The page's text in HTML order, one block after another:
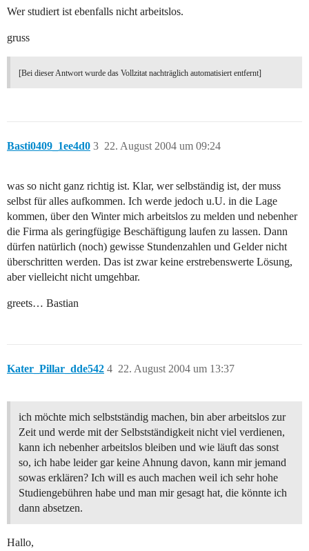
Wer studiert ist ebenfalls nicht arbeitslos.
gruss
[Bei dieser Antwort wurde das Vollzitat nachträglich automatisiert entfernt]
Basti0409_1ee4d0 22. August 2004 um 09:24
3
was so nicht ganz richtig ist. Klar, wer selbständig ist, der muss
selbst für alles aufkommen. Ich werde jedoch u.U. in die Lage
kommen, über den Winter mich arbeitslos zu melden und nebenher
die Firma als geringfügige Beschäftigung laufen zu lassen. Dann
dürfen natürlich (noch) gewisse Stundenzahlen und Gelder nicht
überschritten werden. Das ist zwar keine erstrebenswerte Lösung,
aber vielleicht nicht umgehbar.
greets… Bastian
Kater_Pillar_dde542 22. August 2004 um 13:37
4
ich möchte mich selbstständig machen, bin aber arbeitslos zur
Zeit und werde mit der Selbstständigkeit nicht viel verdienen,
kann ich nebenher arbeitslos bleiben und wie läuft das sonst
so, ich habe leider gar keine Ahnung davon, kann mir jemand
sowas erklären? Ich will es auch machen weil ich sehr hohe
Studiengebühren habe und man mir gesagt hat, die könnte ich
dann absetzen.
Hallo,